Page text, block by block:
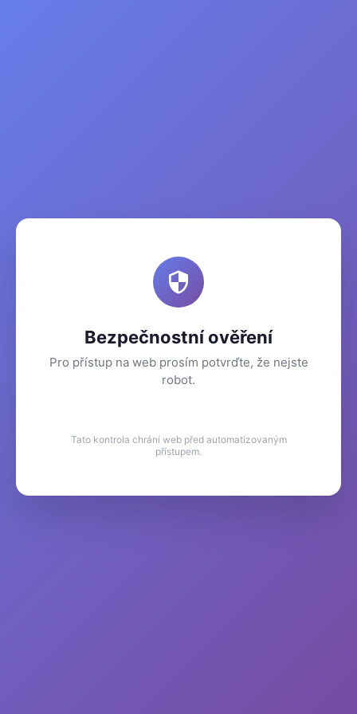
Bezpečnostní ověření
Pro přístup na web prosím potvrďte, že nejste
robot.
Tato kontrola chrání web před automatizovaným
přístupem.